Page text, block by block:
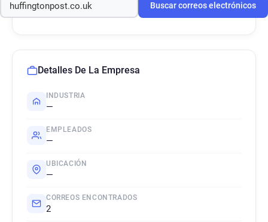
Buscar correos electrónicos
Detalles De La Empresa
INDUSTRIA
—
EMPLEADOS
—
UBICACIÓN
—
CORREOS ENCONTRADOS
2